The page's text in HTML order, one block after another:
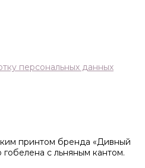
персональных данных
принтом бренда «Дивный
с льняным кантом.